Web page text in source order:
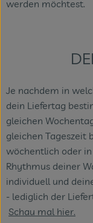
werden möchtest.
Je nachdem in
dein Liefertag
gleichen
gleichen Tageszeit
wöchentlich oder
Rhythmus deiner
individuell und
- lediglich der
Schau mal hier.